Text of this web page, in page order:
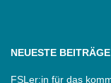
NEUESTE BEITRÄGE
FSLer:in für das